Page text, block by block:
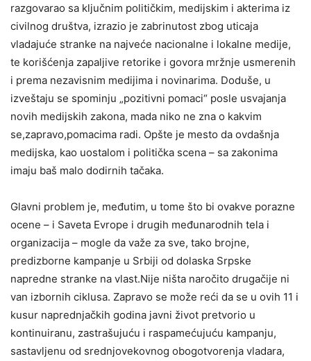
razgovarao sa ključnim političkim, medijskim i akterima iz
civilnog društva, izrazio je zabrinutost zbog uticaja
vladajuće stranke na najveće nacionalne i lokalne medije,
te korišćenja zapaljive retorike i govora mržnje usmerenih
i prema nezavisnim medijima i novinarima. Doduše, u
izveštaju se spominju „pozitivni pomaci“ posle usvajanja
novih medijskih zakona, mada niko ne zna o kakvim
se,zapravo,pomacima radi. Opšte je mesto da ovdašnja
medijska, kao uostalom i politička scena – sa zakonima
imaju baš malo dodirnih tačaka.
Glavni problem je, međutim, u tome što bi ovakve porazne
ocene – i Saveta Evrope i drugih međunarodnih tela i
organizacija – mogle da važe za sve, tako brojne,
predizborne kampanje u Srbiji od dolaska Srpske
napredne stranke na vlast.Nije ništa naročito drugačije ni
van izbornih ciklusa. Zapravo se može reći da se u ovih 11 i
kusur naprednjačkih godina javni život pretvorio u
kontinuiranu, zastrašujuću i raspamećujuću kampanju,
sastavljenu od srednjovekovnog obogotvorenja vladara,